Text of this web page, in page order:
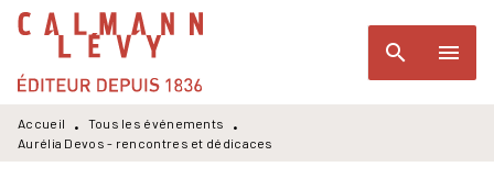
MENU RECHERCHE
PIED DE PAGE
search menu
Accueil • Tous les événements
•
Aurélia Devos - rencontres et dédicaces